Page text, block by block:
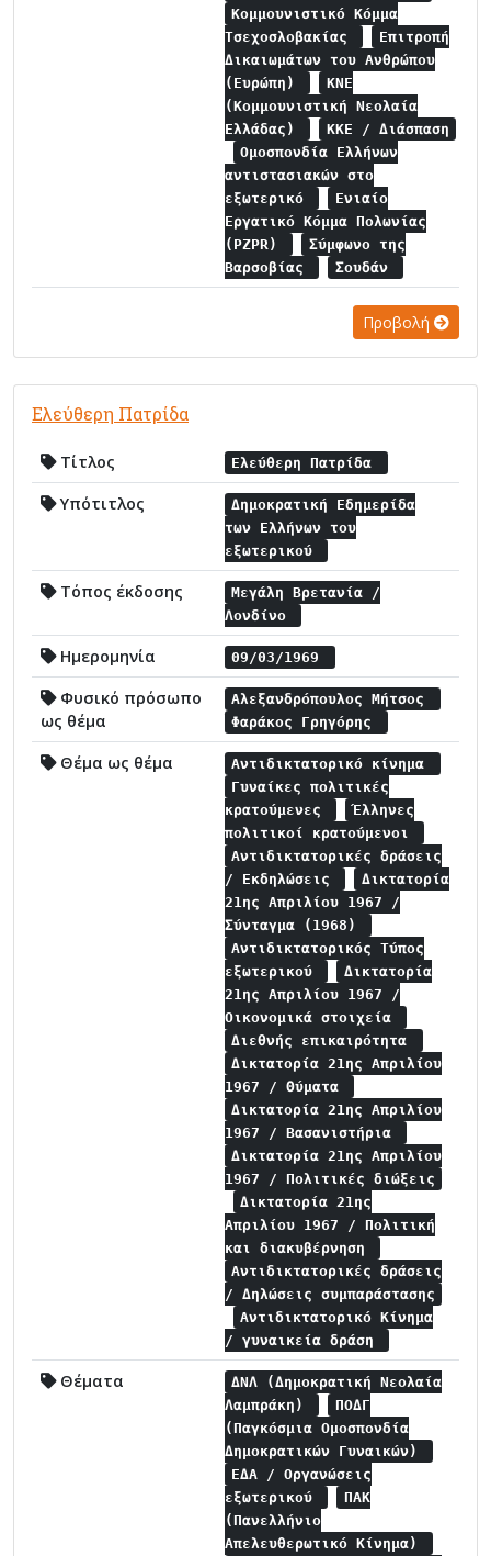
Κομμουνιστικό Κόμμα
Τσεχοσλοβακίας
Επιτροπή
Δικαιωμάτων του Ανθρώπου
(Ευρώπη)
ΚΝΕ
(Κομμουνιστική Νεολαία
Ελλάδας)
ΚΚΕ / Διάσπαση
Ομοσπονδία Ελλήνων
αντιστασιακών στο
εξωτερικό
Ενιαίο
Εργατικό Κόμμα Πολωνίας
(PZPR)
Σύμφωνο της
Βαρσοβίας
Σουδάν
Προβολή
Ελεύθερη Πατρίδα
Τίτλος Ελεύθερη Πατρίδα
Υπότιτλος
Δημοκρατική Εδημερίδα
των Ελλήνων του
εξωτερικού
Τόπος έκδοσης
Μεγάλη Βρετανία /
Λονδίνο
Ημερομηνία 09/03/1969
Φυσικό πρόσωπο
ως θέμα
Αλεξανδρόπουλος Μήτσος
Φαράκος Γρηγόρης
Θέμα ως θέμα
Αντιδικτατορικό κίνημα
Γυναίκες πολιτικές
κρατούμενες
Έλληνες
πολιτικοί κρατούμενοι
Αντιδικτατορικές δράσεις
/ Εκδηλώσεις
Δικτατορία
21ης Απριλίου 1967 /
Σύνταγμα (1968)
Αντιδικτατορικός Τύπος
εξωτερικού
Δικτατορία
21ης Απριλίου 1967 /
Οικονομικά στοιχεία
Διεθνής επικαιρότητα
Δικτατορία 21ης Απριλίου
1967 / Θύματα
Δικτατορία 21ης Απριλίου
1967 / Βασανιστήρια
Δικτατορία 21ης Απριλίου
1967 / Πολιτικές διώξεις
Δικτατορία 21ης
Απριλίου 1967 / Πολιτική
και διακυβέρνηση
Αντιδικτατορικές δράσεις
/ Δηλώσεις συμπαράστασης
Αντιδικτατορικό Κίνημα
/ γυναικεία δράση
Θέματα
ΔΝΛ (Δημοκρατική Νεολαία
Λαμπράκη)
ΠΟΔΓ
(Παγκόσμια Ομοσπονδία
Δημοκρατικών Γυναικών)
ΕΔΑ / Οργανώσεις
εξωτερικού
ΠΑΚ
(Πανελλήνιο
Απελευθερωτικό Κίνημα)